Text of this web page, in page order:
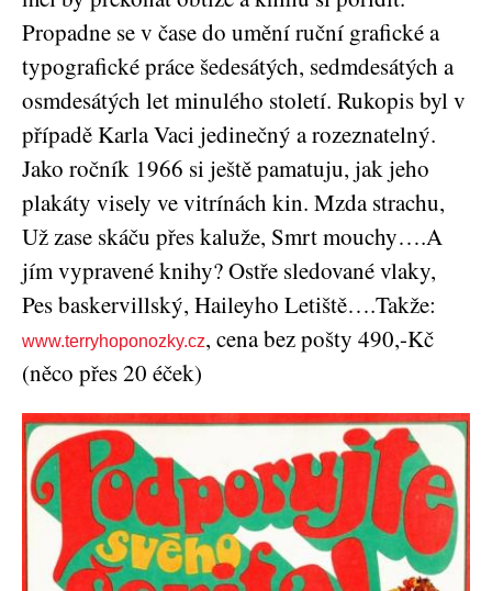
Propadne se v čase do umění ruční grafické a
typografické práce šedesátých, sedmdesátých a
osmdesátých let minulého století. Rukopis byl v
případě Karla Vaci jedinečný a rozeznatelný.
Jako ročník 1966 si ještě pamatuju, jak jeho
plakáty visely ve vitrínách kin. Mzda strachu,
Už zase skáču přes kaluže, Smrt mouchy….A
jím vypravené knihy? Ostře sledované vlaky,
Pes baskervillský, Haileyho Letiště….Takže:
www.terryhoponozky.cz, cena bez pošty 490,-Kč
(něco přes 20 éček)